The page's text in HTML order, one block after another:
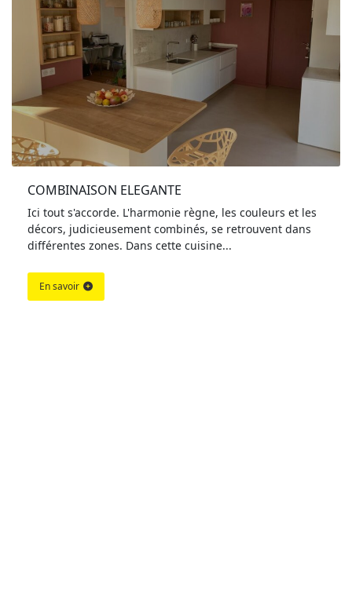
COMBINAISON ELEGANTE
Ici tout s'accorde. L'harmonie règne, les couleurs et les
décors, judicieusement combinés, se retrouvent dans
différentes zones. Dans cette cuisine...
En savoir